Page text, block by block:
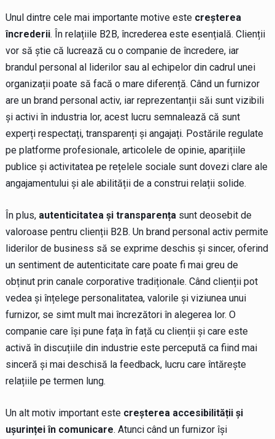
Unul dintre cele mai importante motive este creșterea
încrederii. În relațiile B2B, încrederea este esențială. Clienții
vor să știe că lucrează cu o companie de încredere, iar
brandul personal al liderilor sau al echipelor din cadrul unei
organizații poate să facă o mare diferență. Când un furnizor
are un brand personal activ, iar reprezentanții săi sunt vizibili
și activi în industria lor, acest lucru semnalează că sunt
experți respectați, transparenți și angajați. Postările regulate
pe platforme profesionale, articolele de opinie, aparițiile
publice și activitatea pe rețelele sociale sunt dovezi clare ale
angajamentului și ale abilității de a construi relații solide.
În plus, autenticitatea și transparențasunt deosebit de
valoroase pentru clienții B2B. Un brand personal activ permite
liderilor de business să se exprime deschis și sincer, oferind
un sentiment de autenticitate care poate fi mai greu de
obținut prin canale corporative tradiționale. Când clienții pot
vedea și înțelege personalitatea, valorile și viziunea unui
furnizor, se simt mult mai încrezători în alegerea lor. O
companie care își pune fața în față cu clienții și care este
activă în discuțiile din industrie este percepută ca fiind mai
sinceră și mai deschisă la feedback, lucru care întărește
relațiile pe termen lung.
Un alt motiv important este creșterea accesibilității și
ușurinței în comunicare. Atunci când un furnizor își